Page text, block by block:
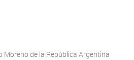
de la República Argentina